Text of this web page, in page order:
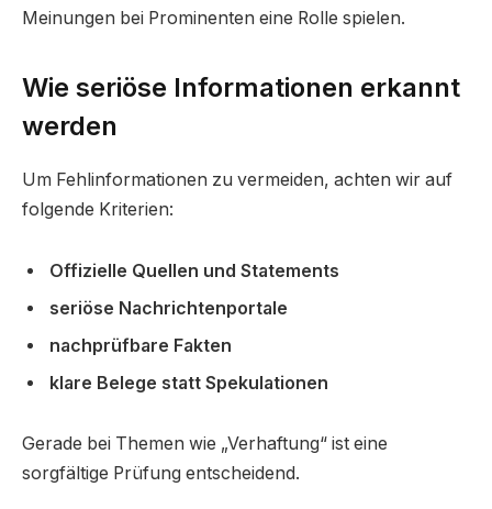
Meinungen bei Prominenten eine Rolle spielen.
Wie seriöse Informationen erkannt
werden
Um Fehlinformationen zu vermeiden, achten wir auf
folgende Kriterien:
Offizielle Quellen und Statements
seriöse Nachrichtenportale
nachprüfbare Fakten
klare Belege statt Spekulationen
Gerade bei Themen wie „Verhaftung“ ist eine
sorgfältige Prüfung entscheidend.